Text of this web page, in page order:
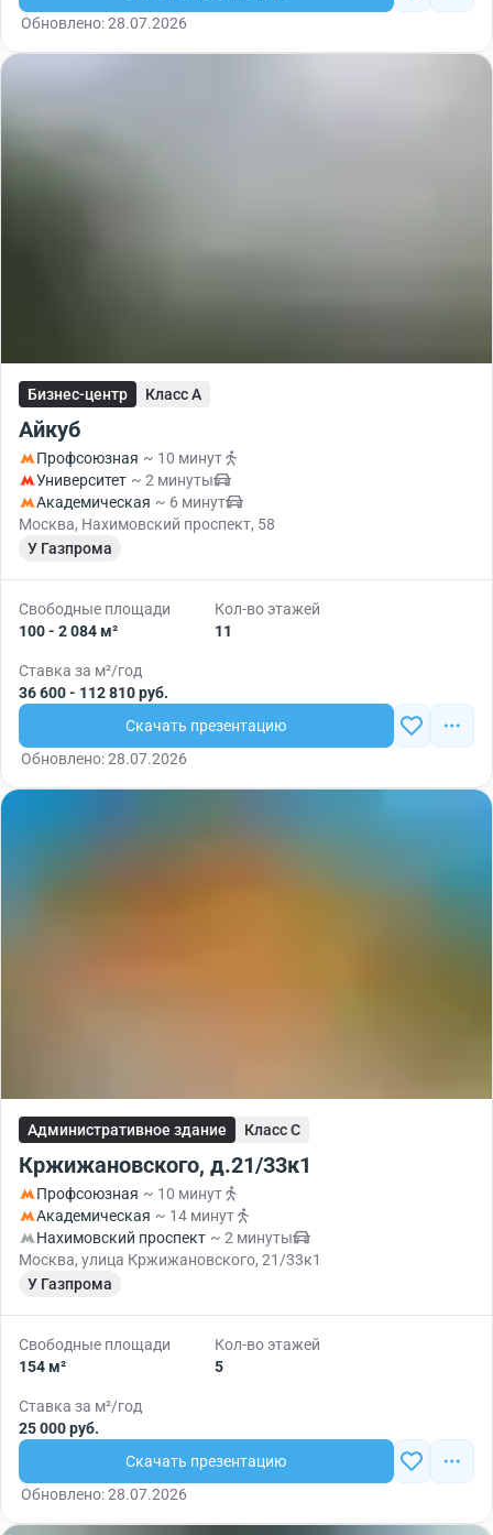
Обновлено: 28.07.2026
Бизнес-центр Класс A
Айкуб
Профсоюзная ~ 10 минут
Университет ~ 2 минуты
Академическая ~ 6 минут
Москва, Нахимовский проспект, 58
У Газпрома
Свободные площади
100 - 2 084 м²
Кол-во этажей
11
Ставка за м²/год
36 600 - 112 810 руб.
Скачать презентацию
Обновлено: 28.07.2026
Административное здание Класс C
Кржижановского, д.21/33к1
Профсоюзная ~ 10 минут
Академическая ~ 14 минут
Нахимовский проспект ~ 2 минуты
Москва, улица Кржижановского, 21/33к1
У Газпрома
Свободные площади
154 м²
Кол-во этажей
5
Ставка за м²/год
25 000 руб.
Скачать презентацию
Обновлено: 28.07.2026